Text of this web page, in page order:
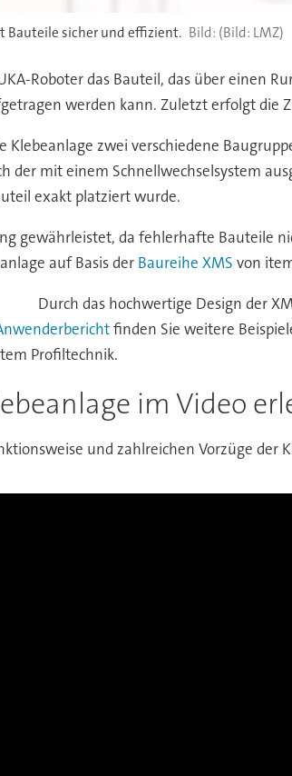
Bauteile sicher und effizient. (Bild: LMZ)
Roboter das Bauteil, das über einen
werden kann. Zuletzt erfolgt die
zwei verschiedene
der mit einem Schnellwechselsystem
exakt platziert wurde.
gewährleistet, da fehlerhafte
auf Basis der Baureihe XMS von
Durch das hochwertige Design der
finden Sie weitere
Profiltechnik.
im Video
und zahlreichen Vorzüge der